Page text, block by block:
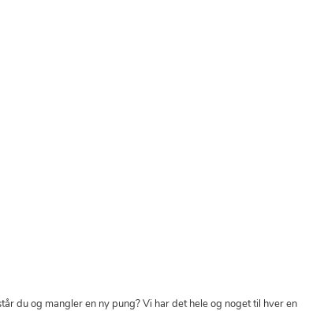
du og mangler en ny pung? Vi har det hele og noget til hver en